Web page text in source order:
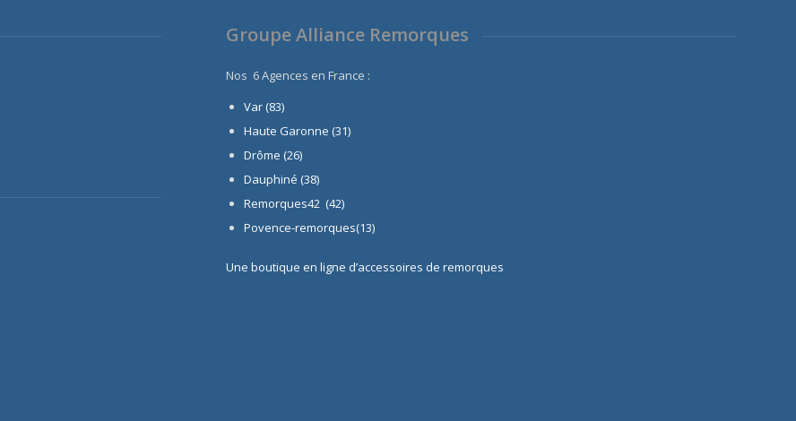
Groupe Alliance Remorques
Nos 6 Agences en France :
Var (83)
Haute Garonne (31)
Drôme (26)
Dauphiné (38)
Remorques42 (42)
Povence-remorques(13)
Une boutique en ligne d’accessoires de remorques